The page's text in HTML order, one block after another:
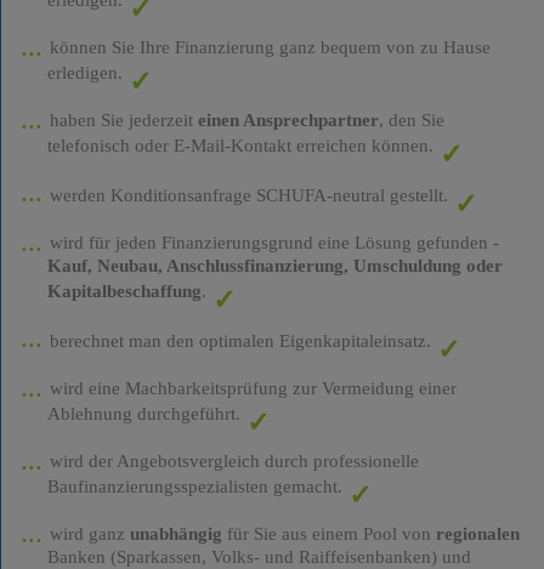
können Sie Ihre Finanzierung ganz bequem von zu Hause
erledigen.
haben Sie jederzeit einen Ansprechpartner, den Sie
telefonisch oder E-Mail-Kontakt erreichen können.
werden Konditionsanfrage SCHUFA-neutral gestellt.
wird für jeden Finanzierungsgrund eine Lösung gefunden -
Kauf, Neubau, Anschlussfinanzierung, Umschuldung oder
Kapitalbeschaffung.
berechnet man den optimalen Eigenkapitaleinsatz.
wird eine Machbarkeitsprüfung zur Vermeidung einer
Ablehnung durchgeführt.
wird der Angebotsvergleich durch professionelle
Baufinanzierungsspezialisten gemacht.
wird ganz unabhängig für Sie aus einem Pool von regionalen
Banken (Sparkassen, Volks- und Raiffeisenbanken) und